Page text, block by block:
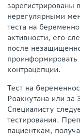
зарегистрированы
нерегулярными
теста на
активности, его
после
проинформировать
контрацепции.
Тест на
Роаккутана или за
Специалисту
тестирования.
пациенткам,